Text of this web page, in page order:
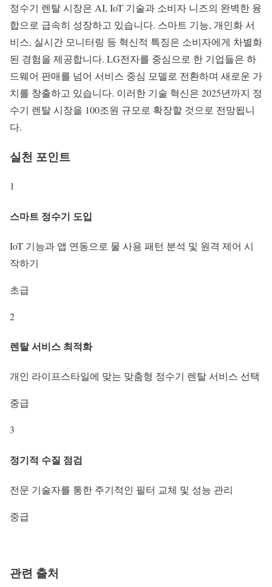
정수기 렌탈 시장은 AI, IoT 기술과 소비자 니즈의 완벽한 융
합으로 급속히 성장하고 있습니다. 스마트 기능, 개인화 서
비스, 실시간 모니터링 등 혁신적 특징은 소비자에게 차별화
된 경험을 제공합니다. LG전자를 중심으로 한 기업들은 하
드웨어 판매를 넘어 서비스 중심 모델로 전환하며 새로운 가
치를 창출하고 있습니다. 이러한 기술 혁신은 2025년까지 정
수기 렌탈 시장을 100조원 규모로 확장할 것으로 전망됩니
다.
실천 포인트
1
스마트 정수기 도입
IoT 기능과 앱 연동으로 물 사용 패턴 분석 및 원격 제어 시
작하기
초급
2
렌탈 서비스 최적화
개인 라이프스타일에 맞는 맞춤형 정수기 렌탈 서비스 선택
중급
3
정기적 수질 점검
전문 기술자를 통한 주기적인 필터 교체 및 성능 관리
중급
관련 출처